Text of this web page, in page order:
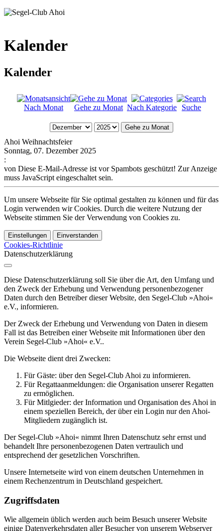
Kalender
Kalender
Nach Monat Gehe zu Monat Nach Kategorie Suche
Gehe zu Monat
Ahoi Weihnachtsfeier
Sonntag, 07. Dezember 2025
:
von Diese E-Mail-Adresse ist vor Spambots geschützt! Zur Anzeige
muss JavaScript eingeschaltet sein.
Um unsere Webseite für Sie optimal gestalten zu können und für das
Login verwenden wir Cookies. Durch die weitere Nutzung der
Webseite stimmen Sie der Verwendung von Cookies zu.
Einstellungen Einverstanden
Cookies-Richtlinie
Datenschutzerklärung
Diese Datenschutzerklärung soll Sie über die Art, den Umfang und
den Zweck der Erhebung und Verwendung personenbezogener
Daten durch den Betreiber dieser Website, den Segel-Club »Ahoi«
e.V., informieren.
Der Zweck der Erhebung und Verwendung von Daten in diesem
Fall ist das Betreiben einer Webseite mit Informationen über den
Verein Segel-Club »Ahoi« e.V..
Die Webseite dient drei Zwecken:
Für Gäste: über den Segel-Club Ahoi zu informieren.
Für Regattaanmeldungen: die Organisation unserer Regatten
zu ermöglichen.
Für Mitlgieder: der Information und Organisation des Ahoi in
einem speziellen Bereich, der über ein Login nur den Ahoi-
Mitgliedern zugänglich ist.
Der Segel-Club »Ahoi« nimmt Ihren Datenschutz sehr ernst und
behandelt Ihre personenbezogenen Daten vertraulich und
entsprechend der gesetzlichen Vorschriften.
Unsere Internetseite wird von einem deutschen Unternehmen in
einem Rechenzentrum in Deutschland gespeichert.
Zugriffsdaten
Wie allgemein üblich werden auch beim Besuch unserer Website
einige Datenverkehrsdaten aller Besucher von unserem Webserver